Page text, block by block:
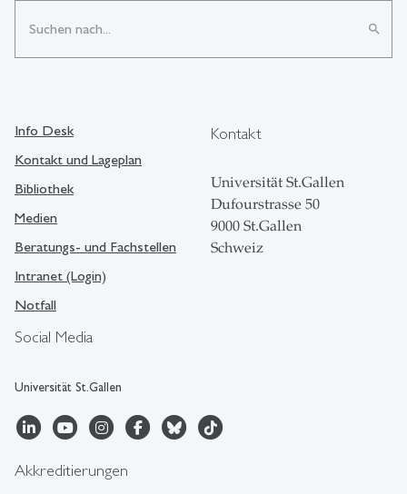
search
Social Media
Universität St.Gallen
Info Desk
Kontakt und Lageplan
Bibliothek
Medien
Beratungs- und Fachstellen
Intranet (Login)
Notfall
Kontakt
Universität St.Gallen
Dufourstrasse 50
9000 St.Gallen
Schweiz
Akkreditierungen